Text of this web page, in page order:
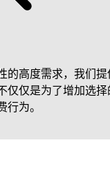
的高度需求，我们提
仅仅是为了增加选择
行为。